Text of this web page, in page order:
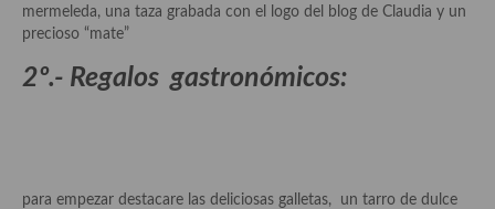
Arroces Y fideuás
Legumbres y cereales
mermeleda, una taza grabada con el logo del blog de Claudia y un
precioso “mate”
2º.- Regalos gastronómicos:
para empezar destacare las deliciosas galletas, un tarro de dulce